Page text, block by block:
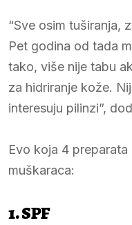
“Sve osim tuširanja,
Pet godina od tada
tako, više nije tabu
za hidriranje kože.
interesuju pilinzi”,
Evo koja 4
muškaraca:
1. SPF